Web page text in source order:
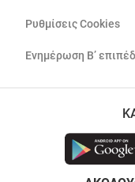
Ρυθμίσεις Cookies
Ενημέρωση Β’